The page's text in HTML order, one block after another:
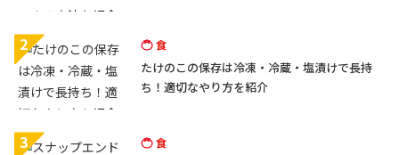
2 食
たけのこの保存は冷凍・冷蔵・塩漬けで長持
ち！適切なやり方を紹介
3 食